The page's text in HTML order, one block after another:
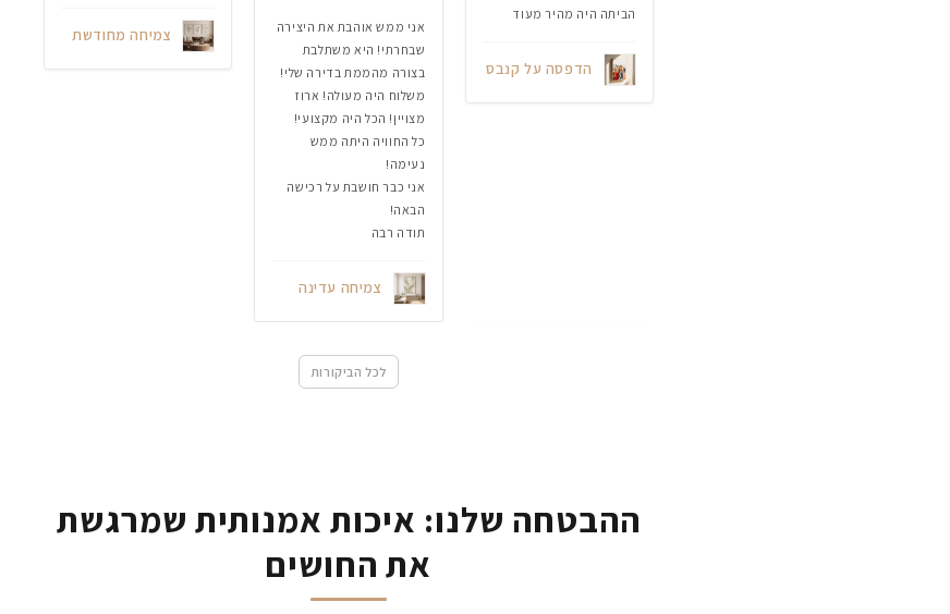
הביתה היה מהיר מעוד
הדפסה על קנבס
אני ממש אוהבת את היצירה
שבחרתי! היא משתלבת
בצורה מהממת בדירה שלי!
משלוח היה מעולה! ארוז
מצויין! הכל היה מקצועי!
כל החוויה היתה ממש
נעימה!
אני כבר חושבת על רכישה
הבאה!
תודה רבה
צמיחה עדינה
צמיחה מחודשת
לכל הביקורות
ההבטחה שלנו: איכות אמנותית שמרגשת
את החושים